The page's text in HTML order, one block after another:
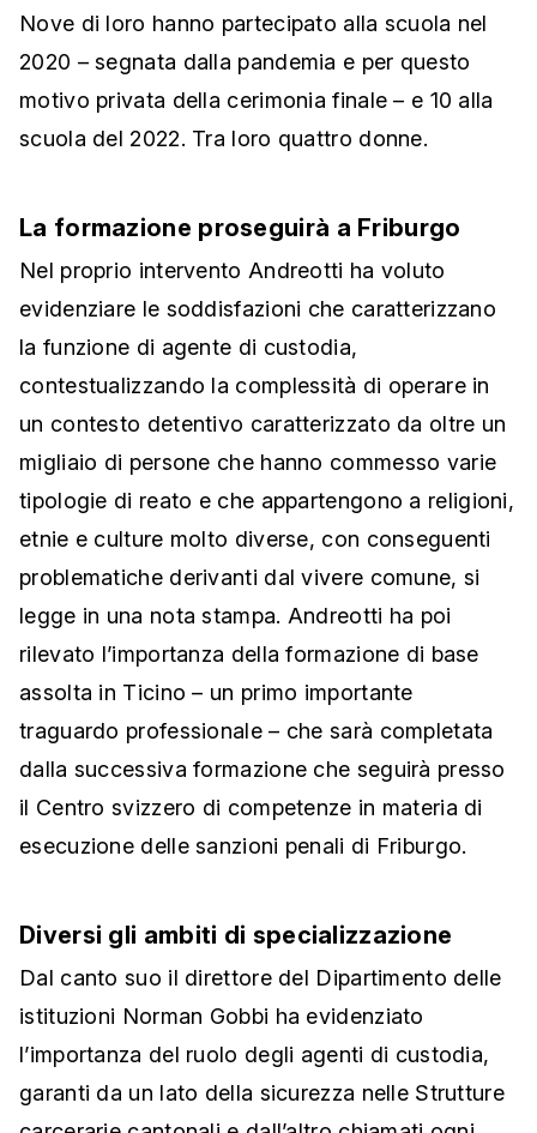
Nove di loro hanno partecipato alla scuola nel
2020 – segnata dalla pandemia e per questo
motivo privata della cerimonia finale – e 10 alla
scuola del 2022. Tra loro quattro donne.
La formazione proseguirà a Friburgo
Nel proprio intervento Andreotti ha voluto
evidenziare le soddisfazioni che caratterizzano
la funzione di agente di custodia,
contestualizzando la complessità di operare in
un contesto detentivo caratterizzato da oltre un
migliaio di persone che hanno commesso varie
tipologie di reato e che appartengono a religioni,
etnie e culture molto diverse, con conseguenti
problematiche derivanti dal vivere comune, si
legge in una nota stampa. Andreotti ha poi
rilevato l’importanza della formazione di base
assolta in Ticino – un primo importante
traguardo professionale – che sarà completata
dalla successiva formazione che seguirà presso
il Centro svizzero di competenze in materia di
esecuzione delle sanzioni penali di Friburgo.
Diversi gli ambiti di specializzazione
Dal canto suo il direttore del Dipartimento delle
istituzioni Norman Gobbi ha evidenziato
l’importanza del ruolo degli agenti di custodia,
garanti da un lato della sicurezza nelle Strutture